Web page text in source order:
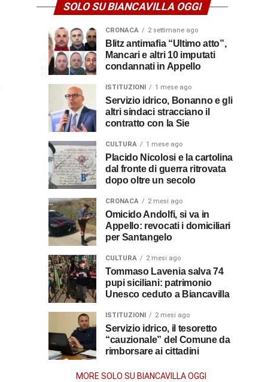
SOLO SU BIANCAVILLA OGGI
CULTURA
6
giorni
agoIn
Calabria
premio
al
sacerdote
Vincenzo
Stissi,
77
anni
dopo
la
morte
comunità
rende
omaggio
prete
biancavillese,
ricordato
suo
impegno
parroco
NEWS
2
settimane
ago
Disservizi
elettrici,
indennizzo
bolletta:
ecco
cosa
fare
per
ottenerlo
CULTURA
2
settimane
ago
Don
Pasquale
Castro,
prete-
soldato
soccorso
dei
feriti
della
Grande
Guerra
CRONACA 2 settimane ago
Blitz antimafia “Ultimo atto”,
Mancari e altri 10 imputati
condannati in Appello
ISTITUZIONI 1 mese ago
Servizio idrico, Bonanno e gli
altri sindaci stracciano il
contratto con la Sie
CULTURA 1 mese ago
Placido Nicolosi e la cartolina
dal fronte di guerra ritrovata
dopo oltre un secolo
CRONACA 2 mesi ago
Omicido Andolfi, si va in
Appello: revocati i domiciliari
per Santangelo
CULTURA 2 mesi ago
Tommaso Lavenia salva 74
pupi siciliani: patrimonio
Unesco ceduto a Biancavilla
ISTITUZIONI 2 mesi ago
Servizio idrico, il tesoretto
“cauzionale” del Comune da
rimborsare ai cittadini
MORE SOLO SU BIANCAVILLA OGGI